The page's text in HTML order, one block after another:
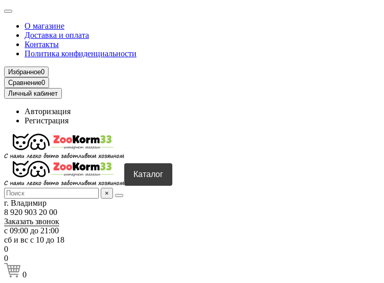
О магазине
Доставка и оплата
Контакты
Политика конфиденциальности
Избранное0
Сравнение0
Личный кабинет
Авторизация
Регистрация
Каталог
×
г. Владимир
8 920 903 20 00
Заказать звонок
с 09:00 до 21:00
сб и вс с 10 до 18
0
0
0